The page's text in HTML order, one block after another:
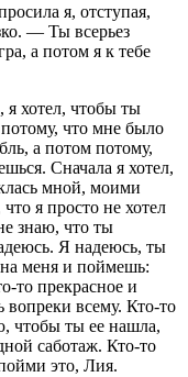
я, отступая,
— Ты всерьез
а потом я к тебе
хотел, чтобы ты
что мне было
а потом потому,
Сначала я хотел,
мной, моими
я просто не хотел
знаю, что ты
Я надеюсь, ты
меня и поймешь:
то прекрасное и
вопреки всему. Кто-то
чтобы ты ее нашла,
саботаж. Кто-то
это, Лия.